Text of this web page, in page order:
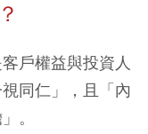
戶權益與投資人
同仁」，且「內
。